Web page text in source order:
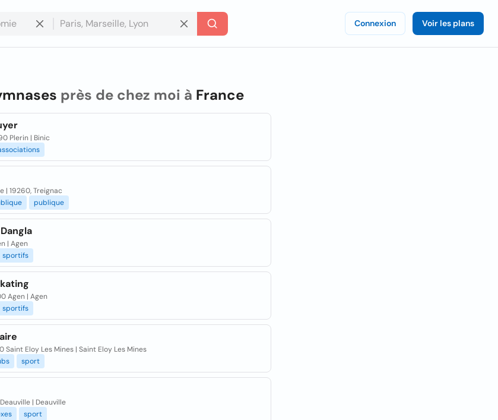
Connexion Voir les plans
près de chez moi à France
Plerin | Binic
| 19260, Treignac
publique
| Agen
sportifs
Agen | Agen
sportifs
Saint Eloy Les Mines | Saint Eloy Les Mines
sport
| Deauville
sport